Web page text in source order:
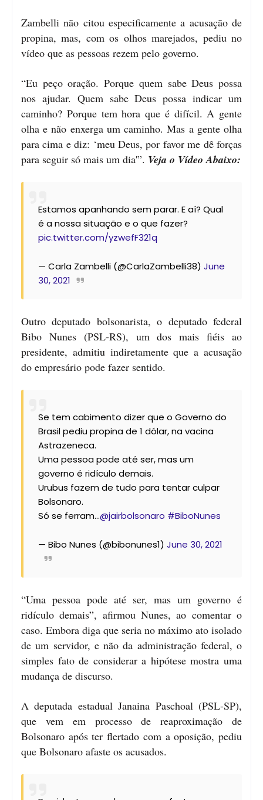
Zambelli não citou especificamente a acusação de
propina, mas, com os olhos marejados, pediu no
vídeo que as pessoas rezem pelo governo.
“Eu peço oração. Porque quem sabe Deus possa
nos ajudar. Quem sabe Deus possa indicar um
caminho? Porque tem hora que é difícil. A gente
olha e não enxerga um caminho. Mas a gente olha
para cima e diz: ‘meu Deus, por favor me dê forças
para seguir só mais um dia'”. Veja o Vídeo Abaixo:
Estamos apanhando sem parar. E aí? Qual
é a nossa situação e o que fazer?
pic.twitter.com/yzwefF321q
— Carla Zambelli (@CarlaZambelli38) June
30, 2021
Outro deputado bolsonarista, o deputado federal
Bibo Nunes (PSL-RS), um dos mais fiéis ao
presidente, admitiu indiretamente que a acusação
do empresário pode fazer sentido.
Se tem cabimento dizer que o Governo do
Brasil pediu propina de 1 dólar, na vacina
Astrazeneca.
Uma pessoa pode até ser, mas um
governo é ridículo demais.
Urubus fazem de tudo para tentar culpar
Bolsonaro.
Só se ferram...@jairbolsonaro #BiboNunes
— Bibo Nunes (@bibonunes1) June 30, 2021
“Uma pessoa pode até ser, mas um governo é
ridículo demais”, afirmou Nunes, ao comentar o
caso. Embora diga que seria no máximo ato isolado
de um servidor, e não da administração federal, o
simples fato de considerar a hipótese mostra uma
mudança de discurso.
A deputada estadual Janaina Paschoal (PSL-SP),
que vem em processo de reaproximação de
Bolsonaro após ter flertado com a oposição, pediu
que Bolsonaro afaste os acusados.